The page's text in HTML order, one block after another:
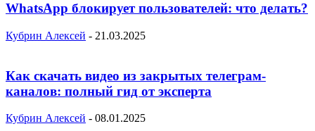
WhatsApp блокирует пользователей: что делать?
Кубрин Алексей - 21.03.2025
Как скачать видео из закрытых телеграм-
каналов: полный гид от эксперта
Кубрин Алексей - 08.01.2025